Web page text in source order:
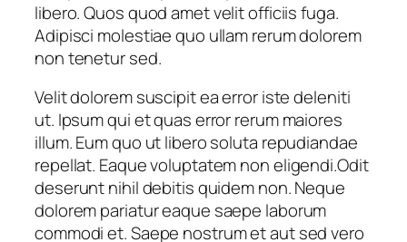
libero. Quos quod amet velit officiis fuga.
Adipisci molestiae quo ullam rerum dolorem
non tenetur sed.
Velit dolorem suscipit ea error iste deleniti
ut. Ipsum qui et quas error rerum maiores
illum. Eum quo ut libero soluta repudiandae
repellat. Eaque voluptatem non eligendi.Odit
deserunt nihil debitis quidem non. Neque
dolorem pariatur eaque saepe laborum
commodi et. Saepe nostrum et aut sed vero